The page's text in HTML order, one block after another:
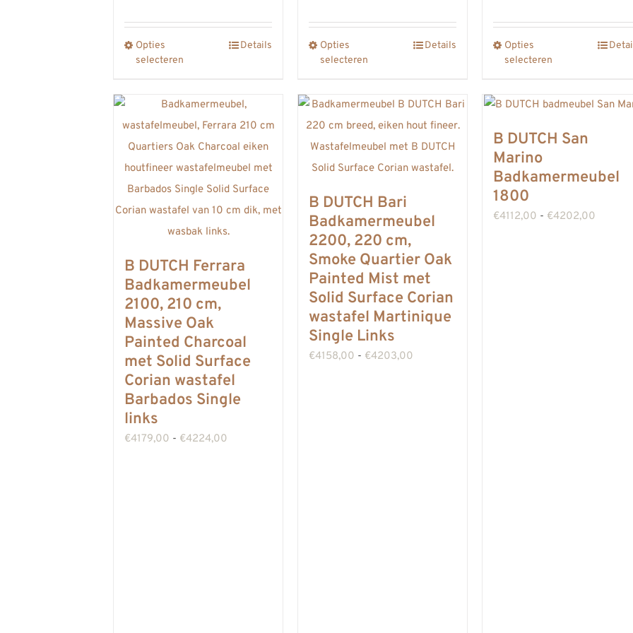
Opties
selecteren
meerdere
variaties.
Deze
optie
kan
gekozen
worden
op
de
productpagina
Details
Opties
selecteren
meerdere
variaties.
Deze
optie
kan
gekozen
worden
op
de
productpagina
Details
tot
Opties
selecteren
meerdere
variaties.
optie
gekozen
B DUTCH Ferrara
Badkamermeubel
2100, 210 cm,
Massive Oak
Painted Charcoal
met Solid Surface
Corian wastafel
Barbados Single
links
€4179,00 - €4224,00
B DUTCH Bari
Badkamermeubel
2200, 220 cm,
Smoke Quartier Oak
Painted Mist met
Solid Surface Corian
wastafel Martinique
Single Links
€4158,00 - €4203,00
B DUTCH San
Marino
Badkamermeubel
1800
€4112,00 - €4202,00